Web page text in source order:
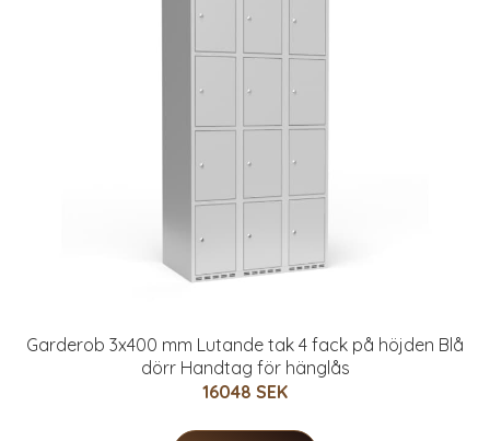
Garderob 3x400 mm Lutande tak 4 fack på höjden Blå
dörr Handtag för hänglås
16048 SEK